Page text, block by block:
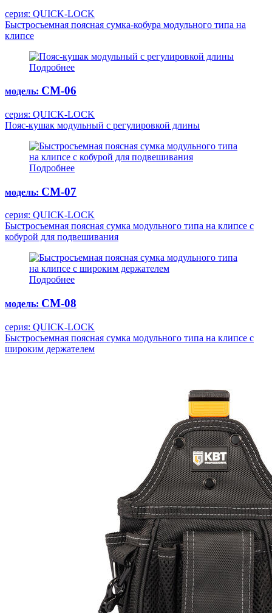
серия: QUICK-LOCK
Быстросъемная поясная сумка-кобура модульного типа на
клипсе
Подробнее
модель: СМ-06
серия: QUICK-LOCK
Пояс-кушак модульный с регулировкой длины
Подробнее
модель: СМ-07
серия: QUICK-LOCK
Быстросъемная поясная сумка модульного типа на клипсе с
кобурой для подвешивания
Подробнее
модель: СМ-08
серия: QUICK-LOCK
Быстросъемная поясная сумка модульного типа на клипсе с
широким держателем